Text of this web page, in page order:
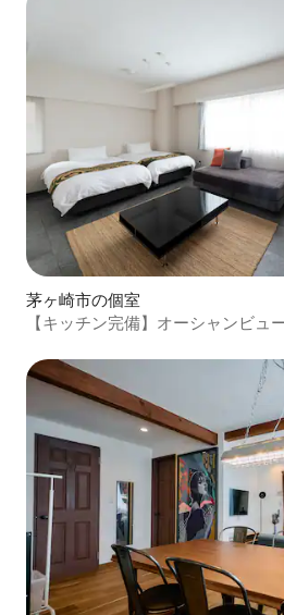
茅ヶ崎市の個室
【キッチン完備】オーシャンビュ